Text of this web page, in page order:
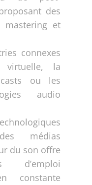
des
mastering et
connexes
la
ou les
audio
médias
du son offre
d’emploi
constante